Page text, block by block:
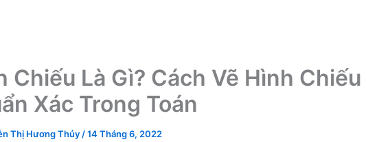
Chiếu Là Gì? Cách Vẽ Hình Chiếu
Xác Trong Toán
Thị Hương Thủy /14 Tháng 6, 2022